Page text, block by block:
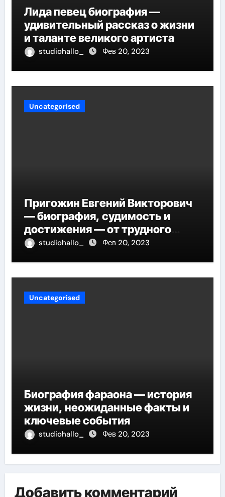
Лида певец биография —
удивительный рассказ о жизни
и таланте великого артиста
studiohallo_ Фев 20, 2023
Uncategorised
Пригожин Евгений Викторович
— биография, судимость и
достижения — от трудного
детства до мирового успеха
studiohallo_ Фев 20, 2023
Uncategorised
Биография фараона — история
жизни, неожиданные факты и
ключевые события
studiohallo_ Фев 20, 2023
Добавить комментарий